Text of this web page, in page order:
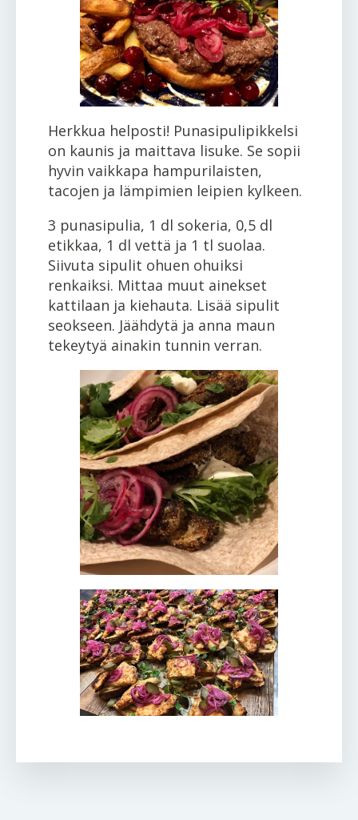
Herkkua helposti! Punasipulipikkelsi
on kaunis ja maittava lisuke. Se sopii
hyvin vaikkapa hampurilaisten,
tacojen ja lämpimien leipien kylkeen.
3 punasipulia, 1 dl sokeria, 0,5 dl
etikkaa, 1 dl vettä ja 1 tl suolaa.
Siivuta sipulit ohuen ohuiksi
renkaiksi. Mittaa muut ainekset
kattilaan ja kiehauta. Lisää sipulit
seokseen. Jäähdytä ja anna maun
tekeytyä ainakin tunnin verran.